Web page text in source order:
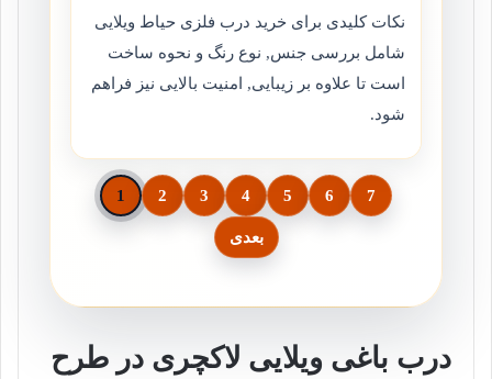
نکات کلیدی برای خرید درب فلزی حیاط ویلایی
شامل بررسی جنس, نوع رنگ و نحوه ساخت
است تا علاوه بر زیبایی, امنیت بالایی نیز فراهم
شود.
1 2 3 4 5 6 7
بعدی
درب باغی ویلایی لاکچری در طرح